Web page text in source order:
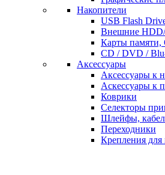
Накопители
USB Flash
Внешние
Карты памяти,
CD / DVD /
Аксессуары
Аксессуары к
Аскессуары к
Коврики
Селекторы
Шлейфы,
Переходники
Крепления для